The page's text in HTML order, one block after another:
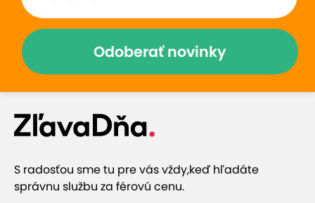
Odoberať novinky
S radosťou sme tu pre vás vždy,keď hľadáte
správnu službu za férovú cenu.